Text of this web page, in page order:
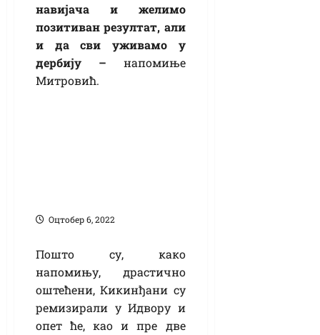
навијача и желимо
позитиван резултат, али
и да сви уживамо у
дербију – напомиње
Митровић.
Оцтобер 6, 2022
Пошто су, како
напомињу, драстично
оштећени, Кикинђани су
ремизирали у Идвору и
опет ће, као и пре две